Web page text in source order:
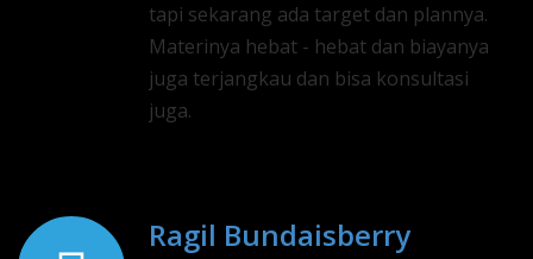
tapi sekarang ada target dan plannya.
Materinya hebat - hebat dan biayanya
juga terjangkau dan bisa konsultasi
juga.
Ragil Bundaisberry